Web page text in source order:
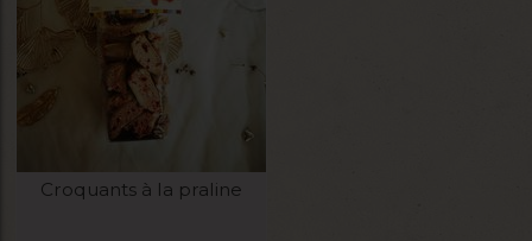
Croquants à la praline